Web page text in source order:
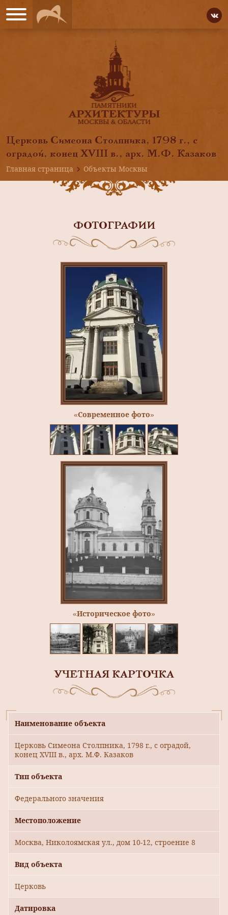
Церковь Симеона Столпника, 1798 г., с
оградой, конец XVIII в., арх. М.Ф. Казаков
Главная страница
Объекты Москвы
ФОТОГРАФИИ
«Современное фото»
«Историческое фото»
УЧЕТНАЯ КАРТОЧКА
Наименование объекта
Церковь Симеона Столпника, 1798 г., с оградой,
конец XVIII в., арх. М.Ф. Казаков
Тип объекта
Федерального значения
Местоположение
Москва, Николоямская ул., дом 10-12, строение 8
Вид объекта
Церковь
Датировка